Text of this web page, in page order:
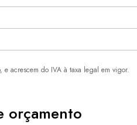
e acrescem do IVA à taxa legal em vigor.
orçamento